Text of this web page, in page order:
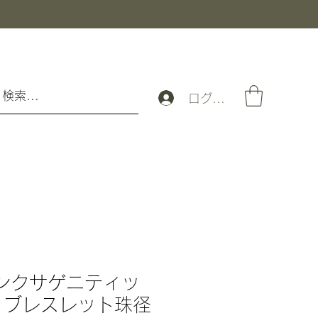
ログイン
クサゲニティッ
レスレット珠径